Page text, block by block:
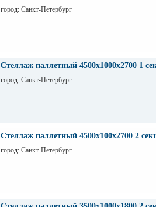
город: Санкт-Петербург
Стеллаж паллетный 4500х1000х2700 1
город: Санкт-Петербург
Стеллаж паллетный 4500х100х2700 2
город: Санкт-Петербург